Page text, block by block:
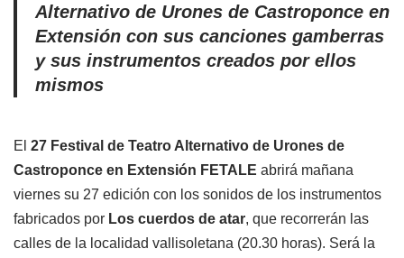
Alternativo de Urones de Castroponce en
Extensión con sus canciones gamberras
y sus instrumentos creados por ellos
mismos
El 27 Festival de Teatro Alternativo de Urones de
Castroponce en Extensión FETALE abrirá mañana
viernes su 27 edición con los sonidos de los instrumentos
fabricados por Los cuerdos de atar, que recorrerán las
calles de la localidad vallisoletana (20.30 horas). Será la